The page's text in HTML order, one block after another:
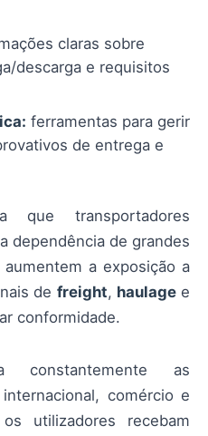
claras sobre
descarga e requisitos
ferramentas para gerir
de entrega e
que transportadores
dependência de grandes
a exposição a
de freight, haulagee
conformidade.
constantemente as
comércio e
utilizadores recebam